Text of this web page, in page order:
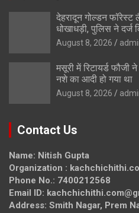
देहरादून गोल्डन
धोखाधड़ी, पुलिस ने दर्ज
August 8, 2026
मसूरी में रिटायर्ड फौजी
नशे का आदी हो गया था
August 8, 2026
Contact Us
Name: Nitish Gupta
Organization :
Phone No.: 7400212568
Email ID:
Address: Smith Nagar, Prem